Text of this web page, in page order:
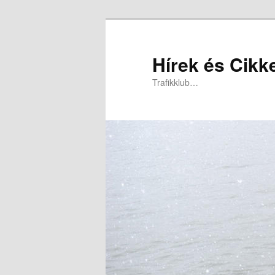
Hírek és
Trafikklub…